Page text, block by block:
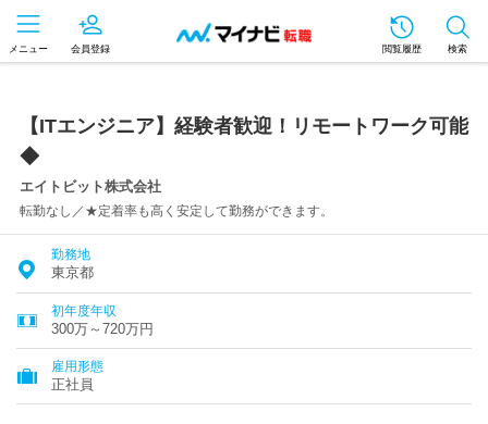
メニュー 会員登録 閲覧履歴 検索
【ITエンジニア】経験者歓迎！リモートワーク可能
◆
エイトビット株式会社
転勤なし／★定着率も高く安定して勤務ができます。
勤務地
東京都
初年度年収
300万～720万円
雇用形態
正社員